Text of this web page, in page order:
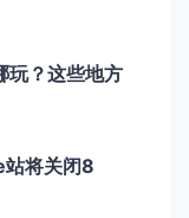
玩？这些地方
将关闭8